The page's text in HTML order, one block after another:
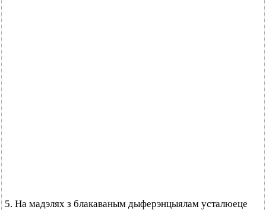
5. На мадэлях з блакаваным дыферэнцыялам усталюеце